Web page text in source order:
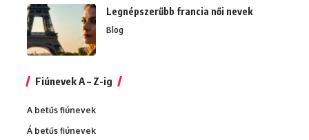
Legnépszerűbb francia női nevek
Blog
Fiúnevek A – Z-ig
A betűs fiúnevek
Á betűs fiúnevek